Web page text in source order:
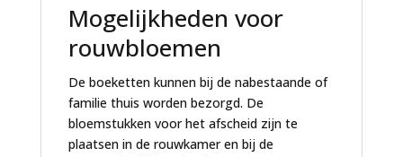
Mogelijkheden voor
rouwbloemen
De boeketten kunnen bij de nabestaande of
familie thuis worden bezorgd. De
bloemstukken voor het afscheid zijn te
plaatsen in de rouwkamer en bij de